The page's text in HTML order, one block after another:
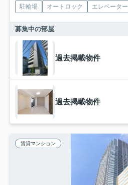
駐輪場 オートロック エレベーター
募集中の部屋
過去掲載物件
過去掲載物件
賃貸マンション